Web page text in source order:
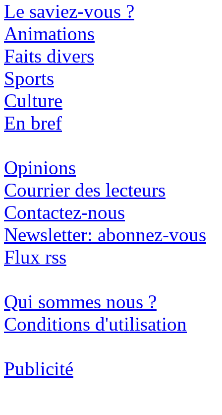
Le saviez-vous ?
Animations
Faits divers
Sports
Culture
En bref
Opinions
Courrier des lecteurs
Contactez-nous
Newsletter: abonnez-vous
Flux rss
Qui sommes nous ?
Conditions d'utilisation
Publicité